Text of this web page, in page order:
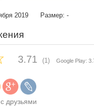
2019 Размер: -
3.71 (1) Google Play:
друзьями